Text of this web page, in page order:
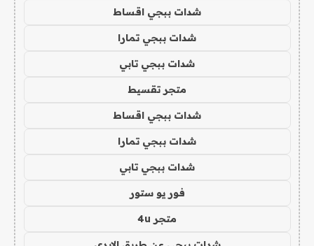
شدات ببجي اقساط
شدات ببجي تمارا
شدات ببجي تابي
متجر تقسيط
شدات ببجي اقساط
شدات ببجي تمارا
شدات ببجي تابي
فور يو ستور
متجر 4u